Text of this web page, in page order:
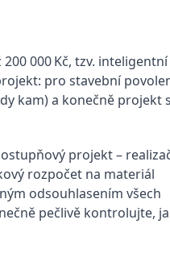
000 Kč, tzv.
pro stavební
kam) a konečně projekt
projekt –
rozpočet na materiál
odsouhlasením všech
pečlivě kontrolujte,